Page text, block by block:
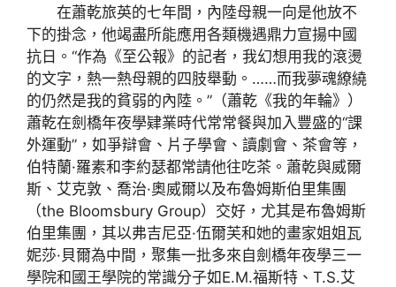
在蕭乾旅英的七年間，內陸母親一向是他放不
下的掛念，他竭盡所能應用各類機遇鼎力宣揚中國
抗日。“作為《至公報》的記者，我幻想用我的滾燙
的文字，熱一熱母親的四肢舉動。……而我夢魂繚繞
的仍然是我的貧弱的內陸。”（蕭乾《我的年輪》）
蕭乾在劍橋年夜學肄業時代常常餐與加入豐盛的“課
外運動”，如爭辯會、片子學會、讀劇會、茶會等，
伯特蘭·羅素和李約瑟都常請他往吃茶。蕭乾與威爾
斯、艾克敦、喬治·奧威爾以及布魯姆斯伯里集團
（the Bloomsbury Group）交好，尤其是布魯姆斯
伯里集團，其以弗吉尼亞·伍爾芙和她的畫家姐姐瓦
妮莎·貝爾為中間，聚集一批多來自劍橋年夜學三一
學院和國王學院的常識分子如E.M.福斯特、T.S.艾